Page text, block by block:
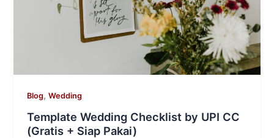
Blog,Wedding
Template Wedding Checklist by UPI CC
(Gratis + Siap Pakai)